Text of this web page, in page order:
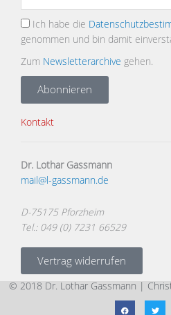
Ich habe die
genommen und bin damit
Zum Newsletterarchive gehen.
Abonnieren
Kontakt
Dr. Lothar Gassmann
mail@l-gassmann.de
D-75175 Pforzheim
Tel.: 049 (0) 7231 66529
Vertrag widerrufen
© 2018 Dr. Lothar Gassmann |